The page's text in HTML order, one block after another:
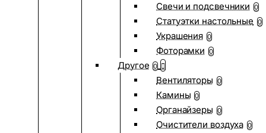
Свечи и подсвечники 0
Статуэтки настольные 0
Украшения 0
Фоторамки 0
Другое 0
Вентиляторы 0
Камины 0
Органайзеры 0
Очистители воздуха 0